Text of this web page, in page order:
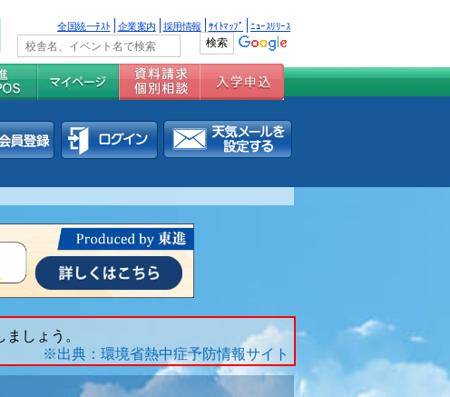
全国統一ﾃｽﾄ 企業案内 採用情報 ｻｲﾄﾏｯﾌﾟ ﾆｭｰｽﾘﾘｰｽ
しょう。
※出典：環境省熱中症予防情報サイト